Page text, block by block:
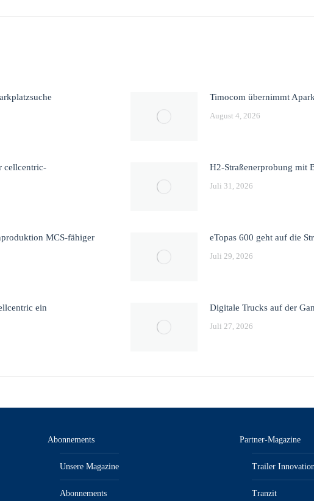
Timocom übernimmt
August 4, 2026
cellcentric-
H2-Straßenerprobung mit
Juli 31, 2026
MCS-fähiger
eTopas 600 geht auf die
Juli 29, 2026
ein Digitale Trucks auf der
Juli 27, 2026
Abonnements
Unsere Magazine
Abonnements
Partner-Magazine
Trailer Innovation
Tranzit